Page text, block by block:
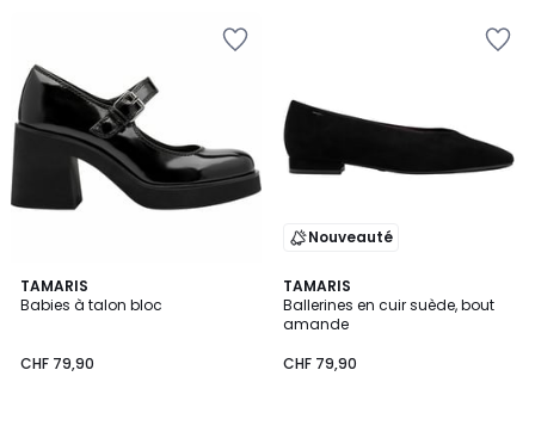
TAMARIS
Babies à talon bloc
CHF 79,90
4,5
/ 5
2
Couleurs
Nouveauté
TAMARIS
Ballerines en cuir suède, bout
amande
CHF 79,90
2
Couleurs